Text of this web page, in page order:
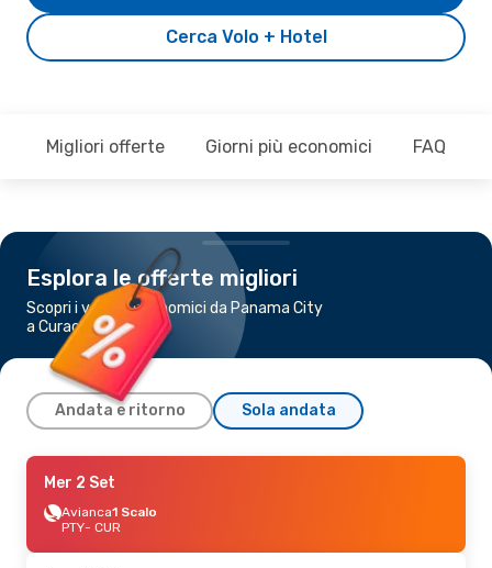
Cerca Volo + Hotel
Migliori offerte Giorni più economici FAQ
Esplora le offerte migliori
Scopri i voli più economici da Panama City
a Curacao
Andata e ritorno Sola andata
Gio 24 Set
Copa AirlinesDiretto
PTY- CUR
CUR- PTY
Mer 2 Set
Avianca1 Scalo
PTY- CUR